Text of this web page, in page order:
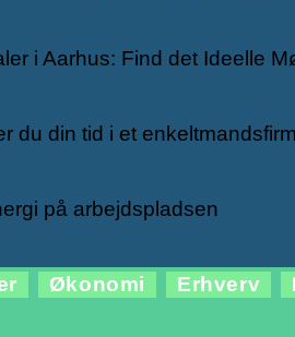
i Aarhus: Find det Ideelle
du din tid i et
på arbejdspladsen
Økonomi Erhverv